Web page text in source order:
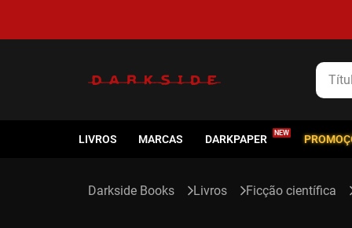
LIVROS MARCAS DARKPAPER
Livros Ficção científica